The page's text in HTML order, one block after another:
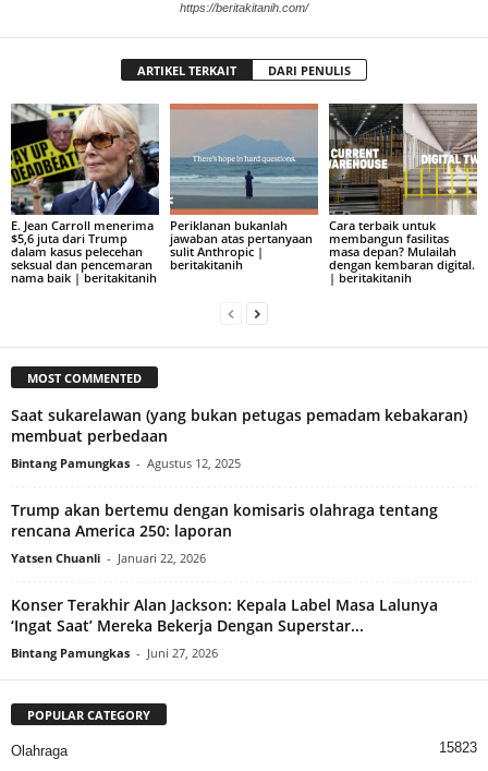
https://beritakitanih.com/
ARTIKEL TERKAIT DARI PENULIS
E. Jean Carroll menerima
$5,6 juta dari Trump
dalam kasus pelecehan
seksual dan pencemaran
nama baik | beritakitanih
Periklanan bukanlah
jawaban atas pertanyaan
sulit Anthropic |
beritakitanih
Cara terbaik untuk
membangun fasilitas
masa depan? Mulailah
dengan kembaran digital.
| beritakitanih
MOST COMMENTED
Saat sukarelawan (yang bukan petugas pemadam kebakaran)
membuat perbedaan
Bintang Pamungkas - Agustus 12, 2025
Trump akan bertemu dengan komisaris olahraga tentang
rencana America 250: laporan
Yatsen Chuanli - Januari 22, 2026
Konser Terakhir Alan Jackson: Kepala Label Masa Lalunya
‘Ingat Saat’ Mereka Bekerja Dengan Superstar...
Bintang Pamungkas - Juni 27, 2026
POPULAR CATEGORY
Olahraga 15823